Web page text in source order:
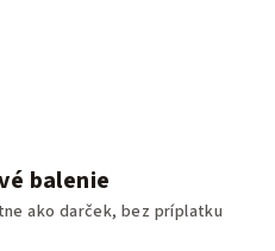
balenie
ako darček, bez príplatku